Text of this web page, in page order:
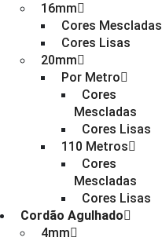
16mm
Cores Mescladas
Cores Lisas
20mm
Por Metro
Cores
Mescladas
Cores Lisas
110 Metros
Cores
Mescladas
Cores Lisas
Cordão Agulhado
4mm